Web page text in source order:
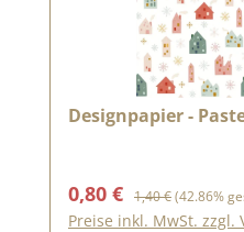
Designpapier -
Verkaufspreis:
0,80 € Regulärer Preis:
1,40 €(42.86%
Preise inkl. MwSt. zzgl.